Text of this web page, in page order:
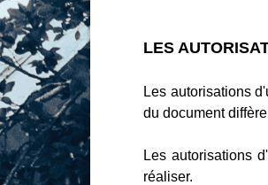
LES
Les autorisations
du document
Les autorisations
réaliser.